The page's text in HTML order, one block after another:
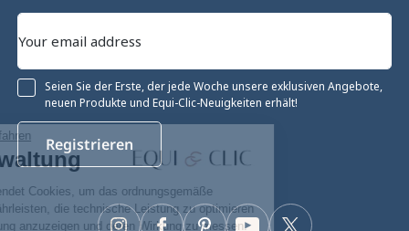
Ohne Einwilligung fortfahren
Cookie-Verwaltung
Unsere Website verwendet Cookies, um das ordnungsgemäße
Funktionieren zu gewährleisten, die technische Leistung zu optimieren
sowie relevante Werbung anzuzeigen und deren Wirkung zu messen.
Seien Sie der Erste, der jede Woche unsere exklusiven Angebote,
neuen Produkte und Equi-Clic-Neuigkeiten erhält!
Registrieren